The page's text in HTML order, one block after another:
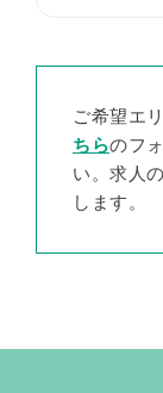
ご希望エ
ちらのフ
い。求人
します。